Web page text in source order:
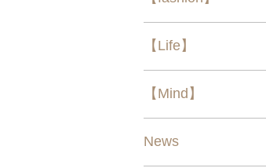
【Life】
【Mind】
News